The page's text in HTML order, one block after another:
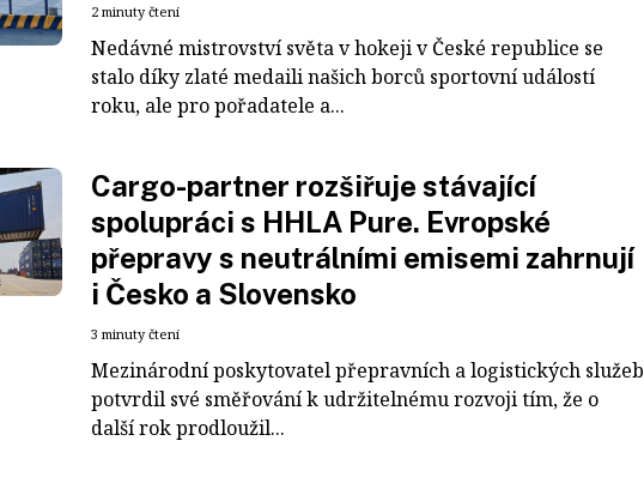
2 minuty čtení
Nedávné mistrovství světa v hokeji v České republice se
stalo díky zlaté medaili našich borců sportovní událostí
roku, ale pro pořadatele a...
Cargo-partner rozšiřuje stávající
spolupráci s HHLA Pure. Evropské
přepravy s neutrálními emisemi zahrnují
i Česko a Slovensko
3 minuty čtení
Mezinárodní poskytovatel přepravních a logistických služeb
potvrdil své směřování k udržitelnému rozvoji tím, že o
další rok prodloužil...